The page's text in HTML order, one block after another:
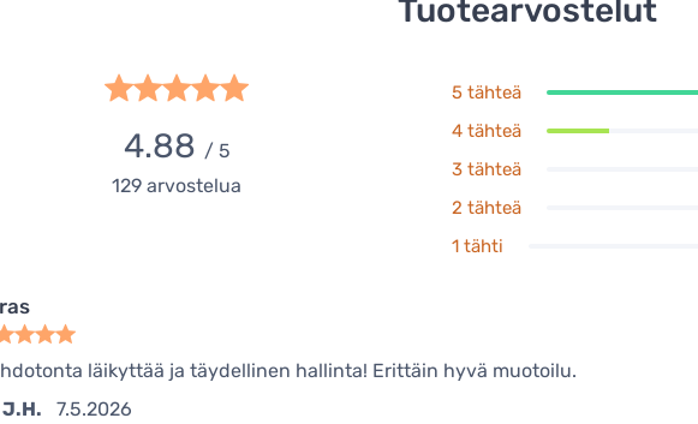
Tuotearvostelut
4.88 / 5
129 arvostelua
5 tähteä
4 tähteä
3 tähteä
2 tähteä
1 tähti
läikyttää ja täydellinen hallinta! Erittäin hyvä muotoilu.
J.H.
7.5.2026